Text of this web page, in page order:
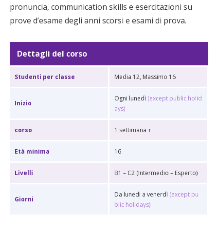
pronuncia, communication skills e esercitazioni su
prove d’esame degli anni scorsi e esami di prova.
Dettagli del corso
Studenti per classe Media 12, Massimo 16
Inizio
Ogni lunedì (except public holid
ays)
corso 1 settimana +
Età minima 16
Livelli B1 – C2 (Intermedio – Esperto)
Giorni
Da lunedi a venerdì (except pu
blic holidays)